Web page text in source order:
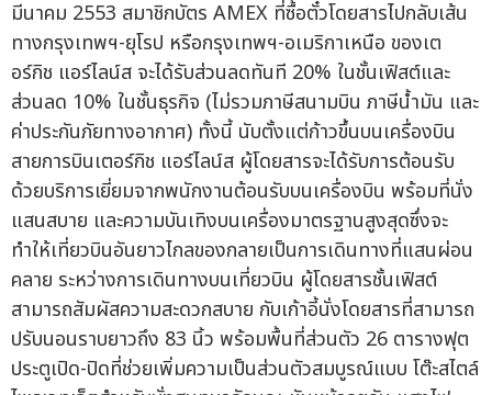
มีนาคม 2553 สมาชิกบัตร AMEX ที่ซื้อตั๋วโดยสารไปกลับเส้น
ทางกรุงเทพฯ-ยุโรป หรือกรุงเทพฯ-อเมริกาเหนือ ของเต
อร์กิช แอร์ไลน์ส จะได้รับส่วนลดทันที 20% ในชั้นเฟิสต์และ
ส่วนลด 10% ในชั้นธุรกิจ (ไม่รวมภาษีสนามบิน ภาษีน้ำมัน และ
ค่าประกันภัยทางอากาศ) ทั้งนี้ นับตั้งแต่ก้าวขึ้นบนเครื่องบิน
สายการบินเตอร์กิช แอร์ไลน์ส ผู้โดยสารจะได้รับการต้อนรับ
ด้วยบริการเยี่ยมจากพนักงานต้อนรับบนเครื่องบิน พร้อมที่นั่ง
แสนสบาย และความบันเทิงบนเครื่องมาตรฐานสูงสุดซึ่งจะ
ทำให้เที่ยวบินอันยาวไกลของกลายเป็นการเดินทางที่แสนผ่อน
คลาย ระหว่างการเดินทางบนเที่ยวบิน ผู้โดยสารชั้นเฟิสต์
สามารถสัมผัสความสะดวกสบาย กับเก้าอี้นั่งโดยสารที่สามารถ
ปรับนอนราบยาวถึง 83 นิ้ว พร้อมพื้นที่ส่วนตัว 26 ตารางฟุต
ประตูเปิด-ปิดที่ช่วยเพิ่มความเป็นส่วนตัวสมบูรณ์แบบ โต๊ะสไตล์